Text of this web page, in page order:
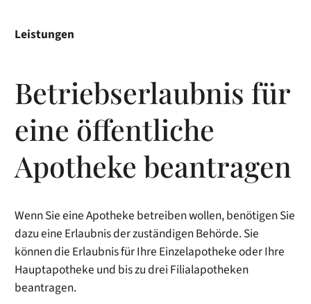
Leistungen
Betriebserlaubnis für
eine öffentliche
Apotheke beantragen
Wenn Sie eine Apotheke betreiben wollen, benötigen Sie
dazu eine Erlaubnis der zuständigen Behörde. Sie
können die Erlaubnis für Ihre Einzelapotheke oder Ihre
Hauptapotheke und bis zu drei Filialapotheken
beantragen.